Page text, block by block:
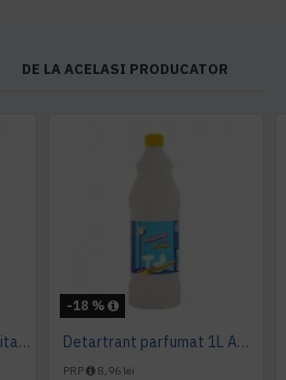
DE LA ACELASI PRODUCATOR
Detartrant gel activ sanitarizant 750ml AQAS
-18 %
Detartrant parfumat 1L AQAS
PRP 8,96 lei